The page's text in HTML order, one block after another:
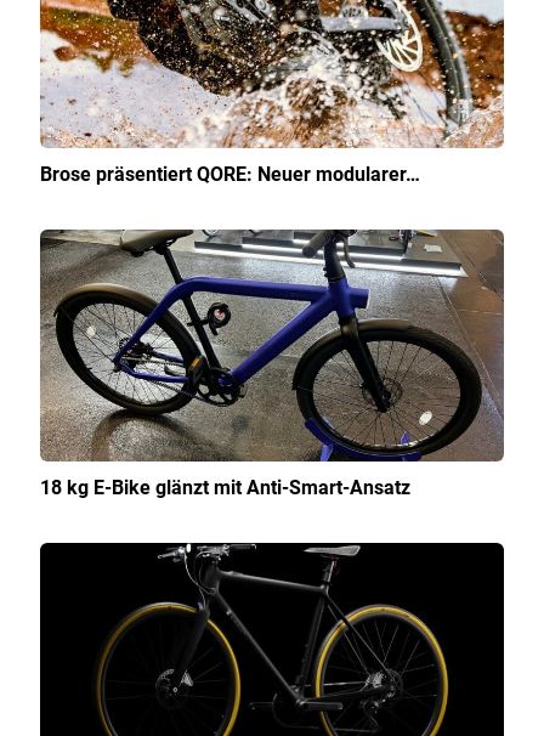
Brose präsentiert QORE: Neuer modularer…
18 kg E-Bike glänzt mit Anti-Smart-Ansatz